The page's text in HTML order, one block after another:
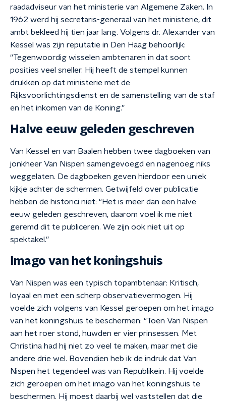
raadadviseur van het ministerie van Algemene Zaken. In
1962 werd hij secretaris-generaal van het ministerie, dit
ambt bekleed hij tien jaar lang. Volgens dr. Alexander van
Kessel was zijn reputatie in Den Haag behoorlijk:
“Tegenwoordig wisselen ambtenaren in dat soort
posities veel sneller. Hij heeft de stempel kunnen
drukken op dat ministerie met de
Rijksvoorlichtingsdienst en de samenstelling van de staf
en het inkomen van de Koning.”
Halve eeuw geleden geschreven
Van Kessel en van Baalen hebben twee dagboeken van
jonkheer Van Nispen samengevoegd en nagenoeg niks
weggelaten. De dagboeken geven hierdoor een uniek
kijkje achter de schermen. Getwijfeld over publicatie
hebben de historici niet: “Het is meer dan een halve
eeuw geleden geschreven, daarom voel ik me niet
geremd dit te publiceren. We zijn ook niet uit op
spektakel.”
Imago van het koningshuis
Van Nispen was een typisch topambtenaar: Kritisch,
loyaal en met een scherp observatievermogen. Hij
voelde zich volgens van Kessel geroepen om het imago
van het koningshuis te beschermen: “Toen Van Nispen
aan het roer stond, huwden er vier prinsessen. Met
Christina had hij niet zo veel te maken, maar met die
andere drie wel. Bovendien heb ik de indruk dat Van
Nispen het tegendeel was van Republikein. Hij voelde
zich geroepen om het imago van het koningshuis te
beschermen. Hij moest daarbij wel vaststellen dat die